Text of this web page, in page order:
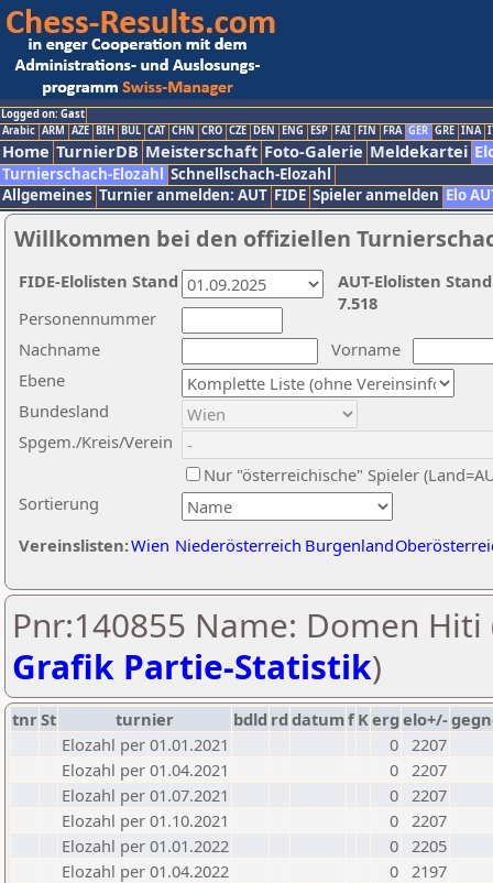
Logged on: Gast
Arabic ARM AZE BIH BUL CAT CHN CRO CZE DEN ENG ESP FAI FIN FRA GER GRE INA
Home TurnierDB Meisterschaft Foto-Galerie Meldekartei
Turnierschach-Elozahl Schnellschach-Elozahl
Allgemeines Turnier anmelden: AUT FIDE Spieler anmelden Elo
Willkommen bei den offiziellen
Nachname
Vorname
Ebene
Sortierung
Personennummer
Bundesland
Spgem./Kreis/Verein
Nur "österreichische" Spieler
Vereinslisten:Wien Niederösterreich Burgenland
AUT-Elolisten
7.518
FIDE-Elolisten Stand
Pnr:140855 Name: Domen Hiti
Grafik Partie-Statistik)
tnrSt turnier bdld rd datumf Kerg elo+/-
Elozahl per 01.01.2021
0 2207
Elozahl per 01.04.2021
0 2207
Elozahl per 01.07.2021
0 2207
Elozahl per 01.10.2021
0 2207
Elozahl per 01.01.2022
0 2205
Elozahl per 01.04.2022
0 2197